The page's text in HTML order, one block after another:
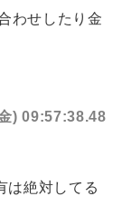
わせしたり金
) 09:57:38.48
は絶対してる